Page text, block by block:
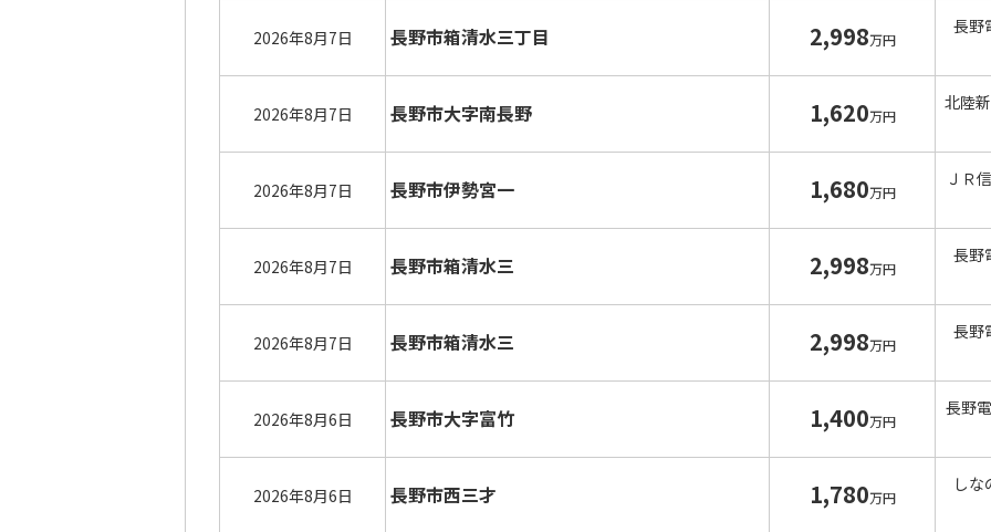
2026年8月7日 長野市箱清水三丁目 2,998万円
長野
2026年8月7日 長野市大字南長野 1,620万円
北陸
2026年8月7日 長野市伊勢宮一 1,680万円
ＪＲ
2026年8月7日 長野市箱清水三 2,998万円
長野
2026年8月7日 長野市箱清水三 2,998万円
長野
2026年8月6日 長野市大字富竹 1,400万円
長野
2026年8月6日 長野市西三才 1,780万円
し